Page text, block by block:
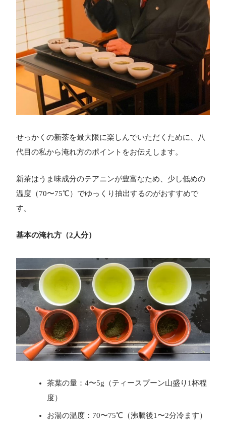
せっかくの新茶を最大限に楽しんでいただくために、八
代目の私から淹れ方のポイントをお伝えします。
新茶はうま味成分のテアニンが豊富なため、少し低めの
温度（70〜75℃）でゆっくり抽出するのがおすすめで
す。
基本の淹れ方（2人分）
茶葉の量：4〜5g（ティースプーン山盛り1杯程
度）
お湯の温度：70〜75℃（沸騰後1〜2分冷ます）